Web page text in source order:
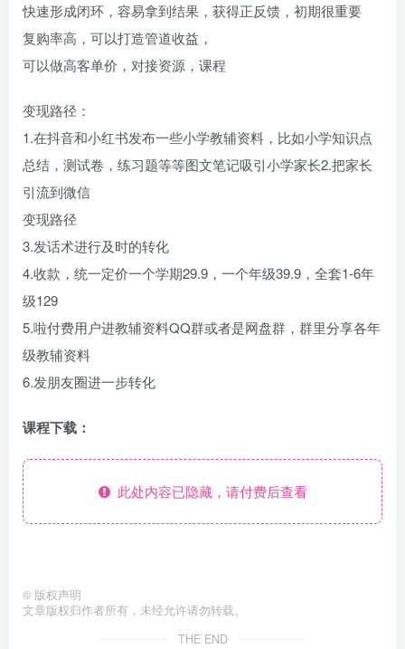
快速形成闭环，容易拿到结果，获得正反馈，初期很重要
复购率高，可以打造管道收益，
可以做高客单价，对接资源，课程
变现路径：
1.在抖音和小红书发布一些小学教辅资料，比如小学知识点
总结，测试卷，练习题等等图文笔记吸引小学家长2.把家长
引流到微信
变现路径
3.发话术进行及时的转化
4.收款，统一定价一个学期29.9，一个年级39.9，全套1-6年
级129
5.啦付费用户进教辅资料QQ群或者是网盘群，群里分享各年
级教辅资料
6.发朋友圈进一步转化
课程下载：
此处内容已隐藏，请付费后查看
© 版权声明
文章版权归作者所有，未经允许请勿转载。
THE END